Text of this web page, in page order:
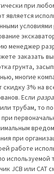
при
менеджер
заказать
грунта,
многие
3% на
Если
трубам, то
при
работе
JCB или CAT